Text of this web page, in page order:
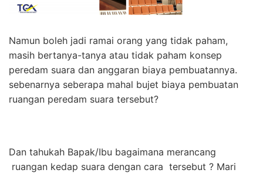
Namun boleh jadi ramai orang yang tidak paham,
masih bertanya-tanya atau tidak paham konsep
peredam suara dan anggaran biaya pembuatannya.
sebenarnya seberapa mahal bujet biaya pembuatan
ruangan peredam suara tersebut?
Dan tahukah Bapak/Ibu bagaimana merancang
ruangan kedap suara dengan cara tersebut ? Mari